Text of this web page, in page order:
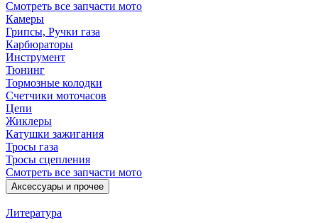
Смотреть все запчасти мото
Камеры
Грипсы, Ручки газа
Карбюраторы
Инструмент
Тюнинг
Тормозные колодки
Счетчики моточасов
Цепи
Жиклеры
Катушки зажигания
Тросы газа
Тросы сцепления
Смотреть все запчасти мото
Аксессуары и прочее
Литература